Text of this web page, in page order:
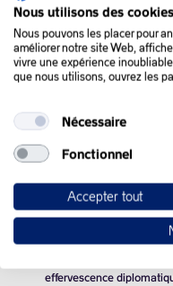
l’Ukraine, et notamment
les infrastructures russes.
L’Ukraine a frappé avec
Caspienne à la mer Noire
la compagnie exploitante.
Les dégâts risquent
pendant environ deux
de l’oléoduc.
Cette nouvelle frappe,
effervescence
Nous utilisons des cookies
Nous pouvons les placer pour
améliorer notre site Web,
vivre une expérience
que nous utilisons, ouvrez les
Nécessaire
Fonctionnel
Accepter tout